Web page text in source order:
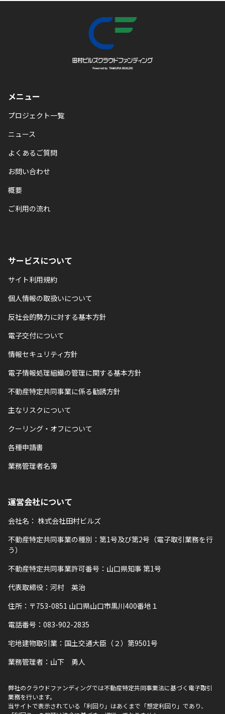
メニュー
プロジェクト一覧
ニュース
よくあるご質問
お問い合わせ
概要
ご利用の流れ
サービスについて
サイト利用規約
個人情報の取扱いについて
反社会的勢力に対する基本方針
電子交付について
情報セキュリティ方針
電子情報処理組織の管理に関する基本方針
不動産特定共同事業に係る勧誘方針
主なリスクについて
クーリング・オフについて
各種申請書
業務管理者名簿
運営会社について
会社名： 株式会社田村ビルズ
不動産特定共同事業の種別：第1号及び第2号（電子取引業務を行
う）
不動産特定共同事業許可番号：山口県知事 第1号
代表取締役：河村 英治
住所：〒753-0851 山口県山口市黒川400番地１
電話番号：083-902-2835
宅地建物取引業：国土交通大臣（２）第9501号
業務管理者：山下 勇人
弊社のクラウドファンディングでは不動産特定共同事業法に基づく電子取引
業務を行います。
当サイトで表示されている「利回り」はあくまで「想定利回り」であり、